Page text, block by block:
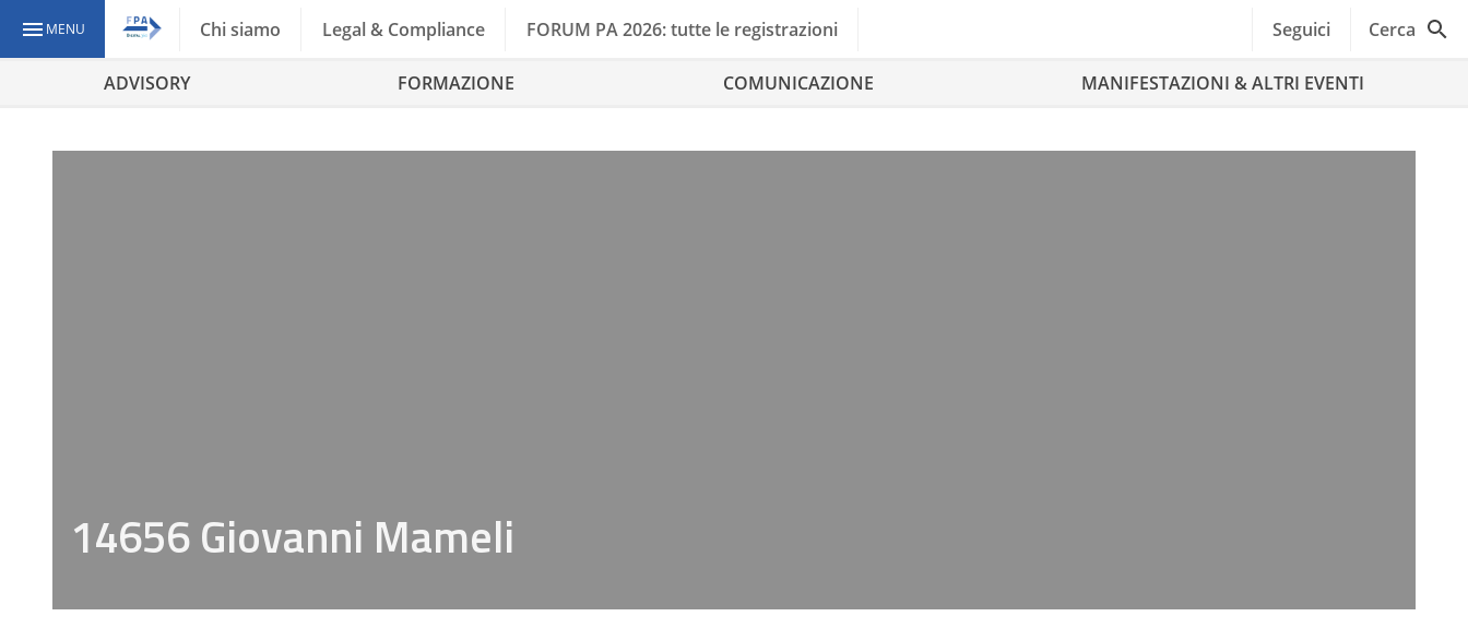
MENU Chi siamo Legal & Compliance FORUM PA 2026: tutte le registrazioni Seguici Cerca
ADVISORY FORMAZIONE COMUNICAZIONE MANIFESTAZIONI & ALTRI EVENTI
14656 Giovanni Mameli